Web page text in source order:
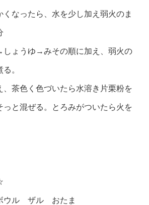
なったら、水を少し加え弱火のま
ょうゆ→みその順に加え、弱火の
。
茶色く色づいたら水溶き片栗粉を
っと混ぜる。とろみがついたら火を
ウル ザル おたま